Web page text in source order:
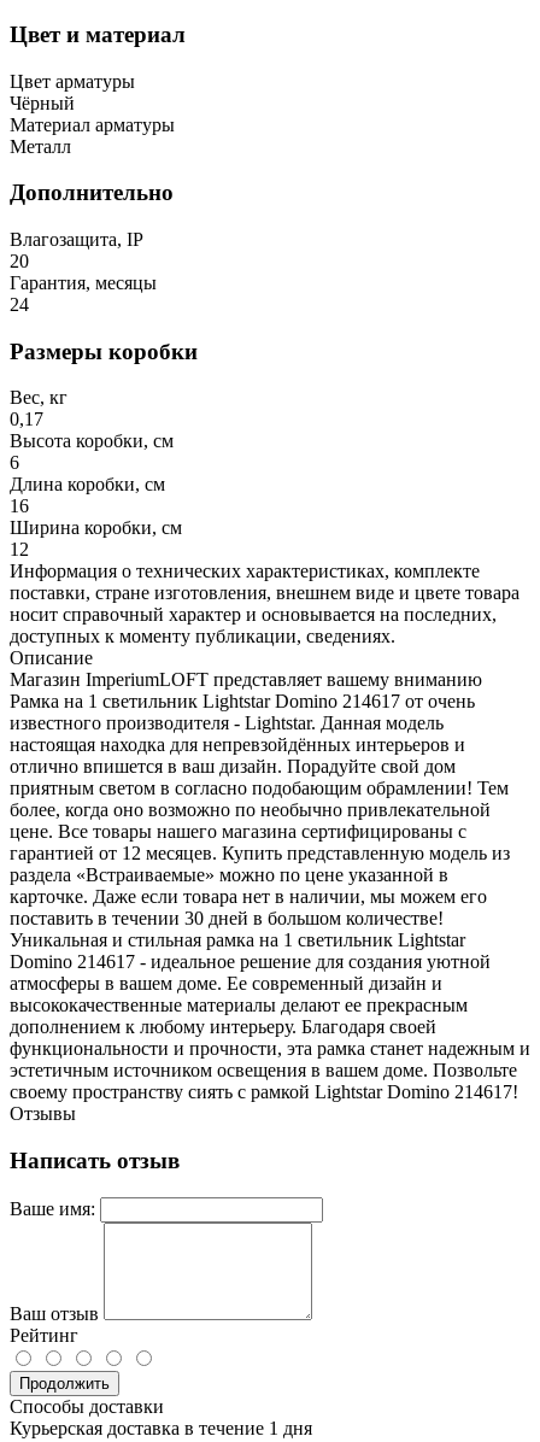
Цвет и материал
Цвет арматуры
Чёрный
Материал арматуры
Металл
Дополнительно
Влагозащита, IP
20
Гарантия, месяцы
24
Размеры коробки
Вес, кг
0,17
Высота коробки, см
6
Длина коробки, см
16
Ширина коробки, см
12
Информация о технических характеристиках, комплекте
поставки, стране изготовления, внешнем виде и цвете товара
носит справочный характер и основывается на последних,
доступных к моменту публикации, сведениях.
Описание
Магазин ImperiumLOFT представляет вашему вниманию
Рамка на 1 светильник Lightstar Domino 214617 от очень
известного производителя - Lightstar. Данная модель
настоящая находка для непревзойдённых интерьеров и
отлично впишется в ваш дизайн. Порадуйте свой дом
приятным светом в согласно подобающим обрамлении! Тем
более, когда оно возможно по необычно привлекательной
цене. Все товары нашего магазина сертифицированы с
гарантией от 12 месяцев. Купить представленную модель из
раздела «Встраиваемые» можно по цене указанной в
карточке. Даже если товара нет в наличии, мы можем его
поставить в течении 30 дней в большом количестве!
Уникальная и стильная рамка на 1 светильник Lightstar
Domino 214617 - идеальное решение для создания уютной
атмосферы в вашем доме. Ее современный дизайн и
высококачественные материалы делают ее прекрасным
дополнением к любому интерьеру. Благодаря своей
функциональности и прочности, эта рамка станет надежным и
эстетичным источником освещения в вашем доме. Позвольте
своему пространству сиять с рамкой Lightstar Domino 214617!
Отзывы
Написать отзыв
Ваше имя:
Ваш отзыв
Рейтинг
Продолжить
Способы доставки
Курьерская доставка в течение 1 дня